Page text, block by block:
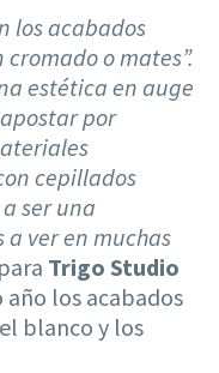
los acabados
o mates”.
estética en auge
por
cepillados
ser una
a ver en muchas
Trigo Studio
los acabados
blanco y los